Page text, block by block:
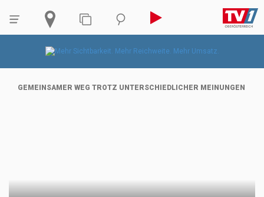
GEMEINSAMER WEG TROTZ UNTERSCHIEDLICHER MEINUNGEN